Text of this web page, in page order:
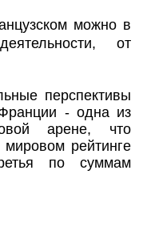
можно в
от
перспективы
- одна из
арене, что
рейтинге
по суммам